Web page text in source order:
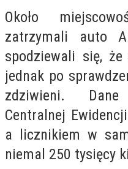
Około
zatrzymali auto
spodziewali się,
jednak po
zdziwieni.
Centralnej
a licznikiem w
niemal 250 tysięcy